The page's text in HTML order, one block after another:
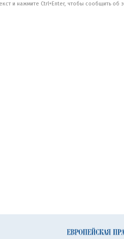
и нажмите Ctrl+Enter, чтобы сообщить об